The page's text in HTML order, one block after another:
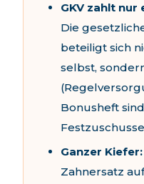
GKV zahlt nur
Die
beteiligt sich
selbst,
Bonusheft
Ganzer Kiefer:
Zahnersatz